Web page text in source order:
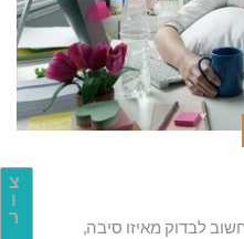
צ
ו
ר
לבדוק מאיזו סיבה,